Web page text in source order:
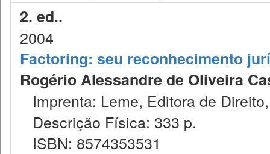
2. ed..
2004
Factoring: seu reconhecimento
Rogério Alessandre de Oliveira
Imprenta: Leme, Editora de
Descrição Física: 333 p.
ISBN: 8574353531